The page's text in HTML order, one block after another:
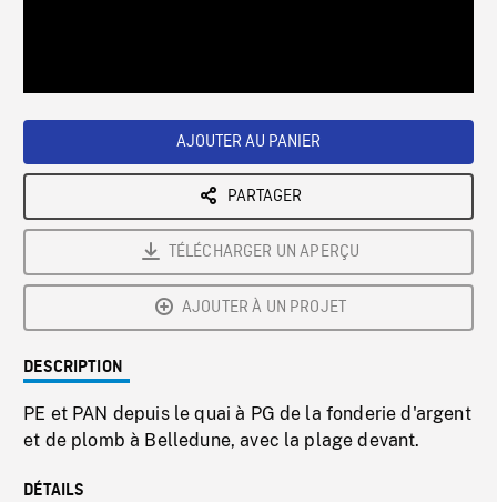
AJOUTER AU PANIER
PARTAGER
TÉLÉCHARGER UN APERÇU
AJOUTER À UN PROJET
DESCRIPTION
PE et PAN depuis le quai à PG de la fonderie d'argent
et de plomb à Belledune, avec la plage devant.
DÉTAILS